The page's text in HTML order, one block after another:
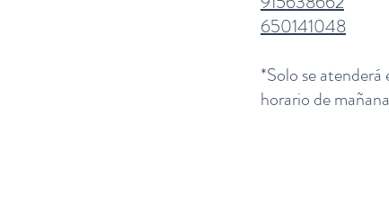
650141048
*Solo se
horario de mañana